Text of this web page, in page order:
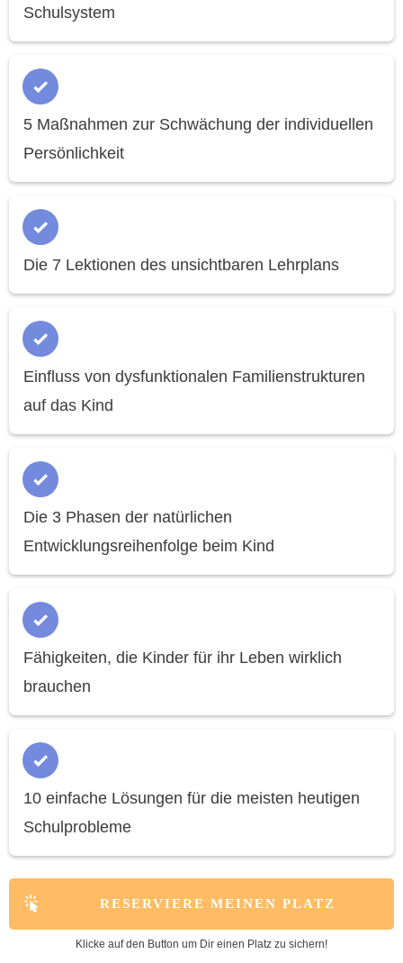
Schulsystem
5 Maßnahmen zur Schwächung der individuellen
Persönlichkeit
Die 7 Lektionen des unsichtbaren Lehrplans
Einfluss von dysfunktionalen Familienstrukturen
auf das Kind
Die 3 Phasen der natürlichen
Entwicklungsreihenfolge beim Kind
Fähigkeiten, die Kinder für ihr Leben wirklich
brauchen
10 einfache Lösungen für die meisten heutigen
Schulprobleme
RESERVIERE MEINEN PLATZ
Klicke auf den Button um Dir einen Platz zu sichern!